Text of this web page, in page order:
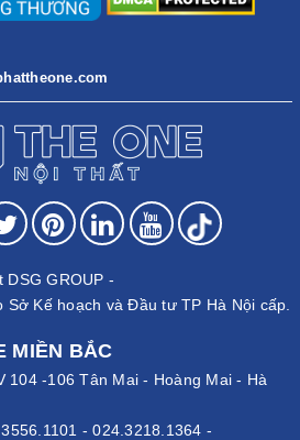
DSG GROUP -
Sở Kế hoạch và Đầu tư TP Hà Nội cấp.
MIỀN BẮC
104 -106 Tân Mai - Hoàng Mai - Hà
-024.3218.1364 -